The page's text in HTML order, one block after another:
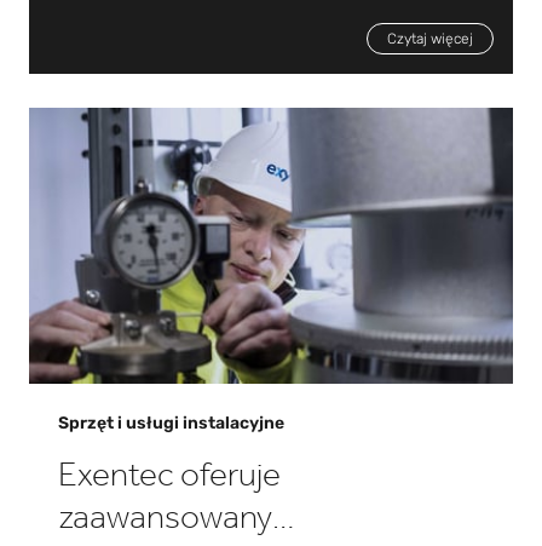
Uruchomienie, kwalifikacja i walidacja
zgodności wynikającymi z rosnącej automatyzacji,
pojawiających się postępów w zakresie Przemysłu 4.0 i
zaostrzających się przepisów.
Czytaj więcej
Sprzęt i usługi instalacyjne
Exentec oferuje
zaawansowany